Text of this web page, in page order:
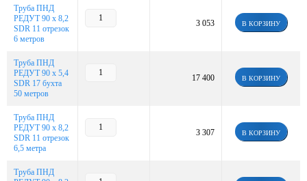
Труба ПНД
РЕДУТ 90 х 8,2
SDR 11 отрезок
6 метров
3 053 В КОРЗИНУ
Труба ПНД
РЕДУТ 90 х 5,4
SDR 17 бухта
50 метров
17 400 В КОРЗИНУ
Труба ПНД
РЕДУТ 90 х 8,2
SDR 11 отрезок
6,5 метра
3 307 В КОРЗИНУ
Труба ПНД